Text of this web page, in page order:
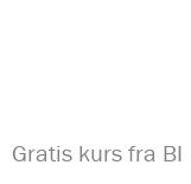
Gratis kurs fra BI